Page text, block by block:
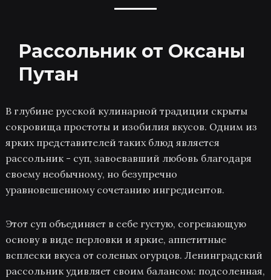
Рассольник от Оксаны
Путан
В глубине русской кулинарной традиции скрыты
сокровища простоты и изобилия вкусов. Одним из
ярких представителей таких блюд является
рассольник - суп, завоевавший любовь благодаря
своему необычному, но безупречно
уравновешенному сочетанию ингредиентов.
Этот суп объединяет в себе густую, согревающую
основу в виде перловки и яркие, аппетитные
всплески вкуса от соленых огурцов. Ленинградский
рассольник удивляет своим балансом: подсоленная,